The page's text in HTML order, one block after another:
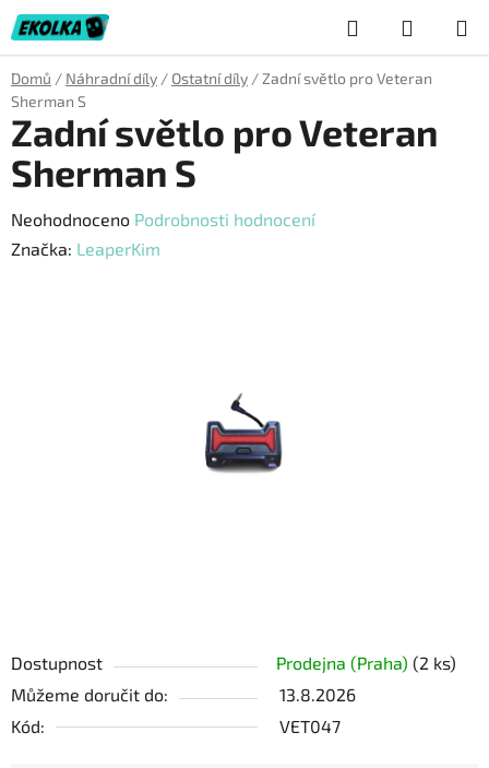
Přejít
na
obsah
Hledat
KOŠÍK
Domů / Náhradní díly / Ostatní díly / Zadní světlo pro Veteran
Sherman S
Dostupnost Prodejna (Praha) (2 ks)
Můžeme doručit do:
13.8.2026
Kód:
VET047
Zadní světlo pro Veteran
Sherman S
Průměrné
hodnocení
Neohodnoceno Podrobnosti hodnocení
Značka: LeaperKim